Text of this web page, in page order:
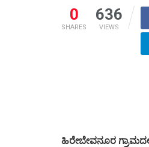
0
SHARES
636
VIEWS
ಹಿರೇಬೇವನೂರ